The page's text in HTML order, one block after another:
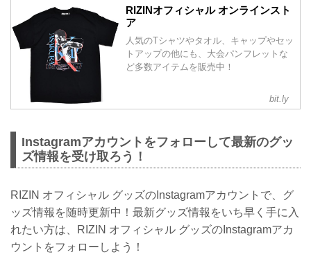
RIZINオフィシャル オンラインスト
ア
人気のTシャツやタオル、キャップやセッ
トアップの他にも、大会パンフレットな
ど多数アイテムを販売中！
bit.ly
Instagramアカウントをフォローして最新のグッ
ズ情報を受け取ろう！
RIZIN オフィシャル グッズのInstagramアカウントで、グ
ッズ情報を随時更新中！最新グッズ情報をいち早く手に入
れたい方は、RIZIN オフィシャル グッズのInstagramアカ
ウントをフォローしよう！